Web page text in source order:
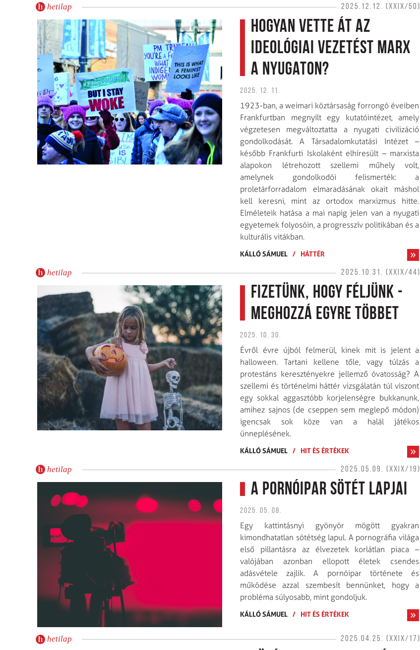
hetilap 2025.12.12. (XXIX/50)
Hogyan vette át az
ideológiai vezetést Marx
a nyugaton?
2025. 12. 11.
1923-ban, a weimari köztársaság forrongó éveiben
Frankfurtban megnyílt egy kutatóintézet, amely
végzetesen megváltoztatta a nyugati civilizáció
gondolkodását. A Társadalomkutatási Intézet –
később Frankfurti Iskolaként elhíresült – marxista
alapokon létrehozott szellemi műhely volt,
amelynek gondolkodói felismerték: a
proletárforradalom elmaradásának okait máshol
kell keresni, mint az ortodox marxizmus hitte.
Elméleteik hatása a mai napig jelen van a nyugati
egyetemek folyosóin, a progresszív politikában és a
kulturális vitákban.
KÁLLÓ SÁMUEL / HÁTTÉR
hetilap 2025.10.31. (XXIX/44)
Fizetünk, hogy féljünk -
meghozzá egyre többet
2025. 10. 30.
Évről évre újból felmerül, kinek mit is jelent a
halloween. Tartani kellene tőle, vagy túlzás a
protestáns keresztényekre jellemző óvatosság? A
szellemi és történelmi háttér vizsgálatán túl viszont
egy sokkal aggasztóbb korjelenségre bukkanunk,
amihez sajnos (de cseppen sem meglepő módon)
igencsak sok köze van a halál játékos
ünneplésének.
KÁLLÓ SÁMUEL / HIT ÉS ÉRTÉKEK
hetilap 2025.05.09. (XXIX/19)
A pornóipar sötét lapjai
2025. 05. 08.
Egy kattintásnyi gyönyör mögött gyakran
kimondhatatlan sötétség lapul. A pornográfia világa
első pillantásra az élvezetek korlátlan piaca –
valójában azonban ellopott életek csendes
adásvétele zajlik. A pornóipar története és
működése azzal szembesít bennünket, hogy a
probléma súlyosabb, mint gondoljuk.
KÁLLÓ SÁMUEL / HIT ÉS ÉRTÉKEK
hetilap 2025.04.25. (XXIX/17)